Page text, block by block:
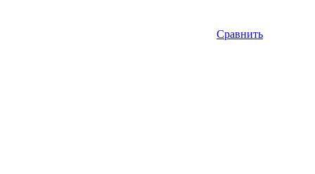
Сравнить